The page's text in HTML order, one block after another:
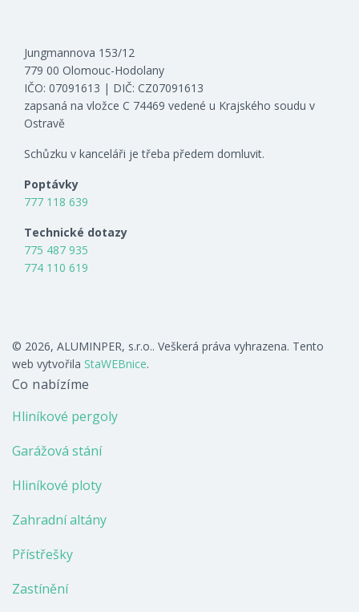
Jungmannova 153/12
779 00 Olomouc-Hodolany
IČO: 07091613 | DIČ: CZ07091613
zapsaná na vložce C 74469 vedené u Krajského soudu v
Ostravě
Schůzku v kanceláři je třeba předem domluvit.
Poptávky
777 118 639
Technické dotazy
775 487 935
774 110 619
© 2026, ALUMINPER, s.r.o.. Veškerá práva vyhrazena. Tento
web vytvořila StaWEBnice.
Co nabízíme
Hliníkové pergoly
Garážová stání
Hliníkové ploty
Zahradní altány
Přístřešky
Zastínění